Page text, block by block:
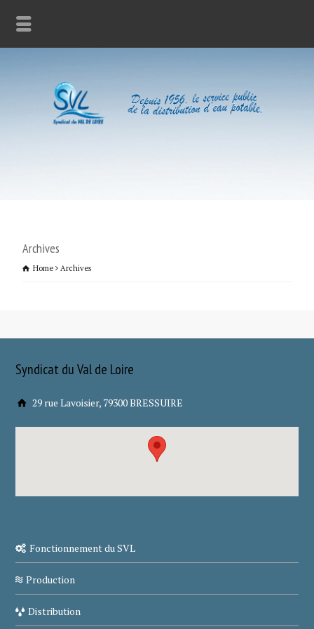
Archives
Home Archives
Syndicat du Val de Loire
29 rue Lavoisier, 79300 BRESSUIRE
Fonctionnement du SVL
Production
Distribution